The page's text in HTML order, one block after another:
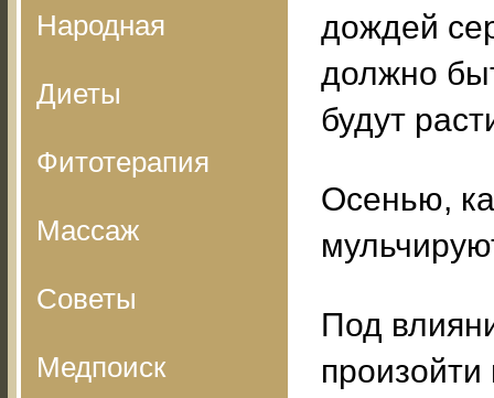
Народная
Диеты
Фитотерапия
Массаж
Советы
Медпоиск
дождей
должно
будут
Осенью,
Под